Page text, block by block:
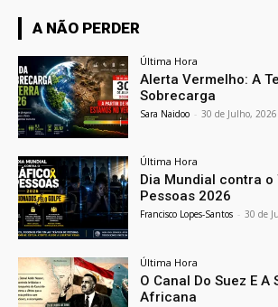
A NÃO PERDER
Última Hora
Alerta Vermelho: A
Sobrecarga
Sara Naidoo - 30 de Julho, 2026
Última Hora
Dia Mundial contra o
Pessoas 2026
Francisco Lopes-Santos - 30 de
Última Hora
O Canal Do Suez E A
Africana